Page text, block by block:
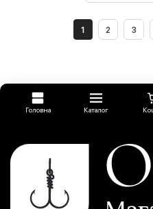
1 2 3
Головна Каталог